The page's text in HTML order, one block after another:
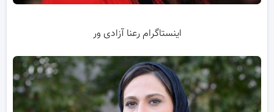
اینستاگرام رعنا آزادی ور